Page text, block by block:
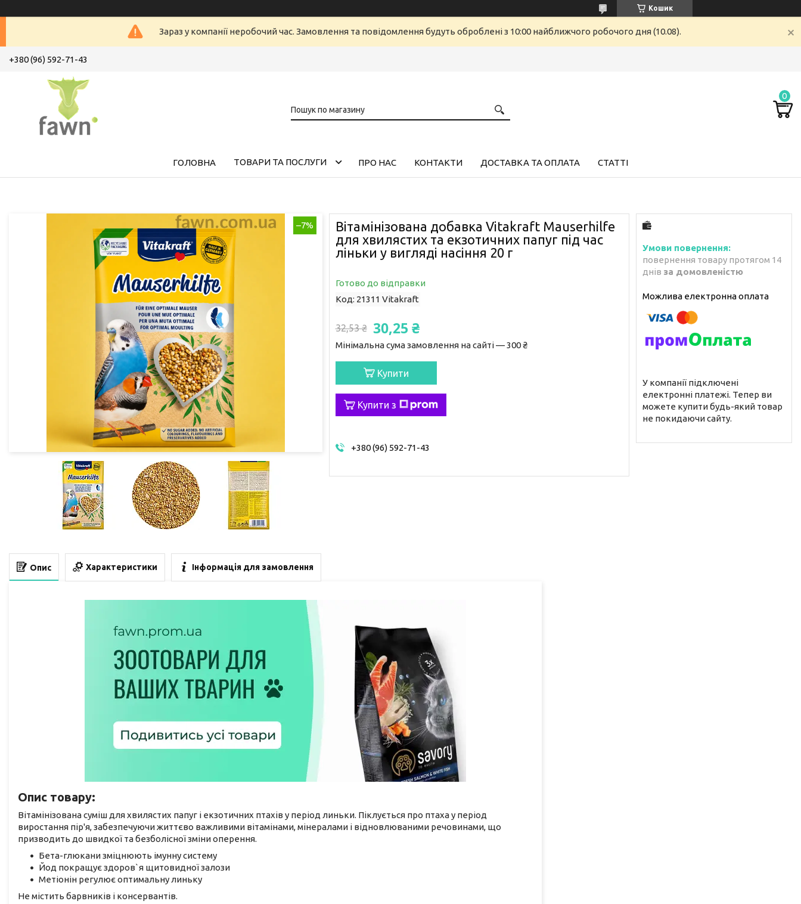
Кошик
Зараз у компанії неробочий час. Замовлення та повідомлення будуть оброблені з 10:00 найближчого робочого дня (10.08).
+380 (96) 592-71-43
ГОЛОВНА ТОВАРИ ТА ПОСЛУГИ ПРО НАС КОНТАКТИ ДОСТАВКА ТА ОПЛАТА СТАТТІ
–7%
Вітамінізована добавка Vitakraft Mauserhilfe
для хвилястих та екзотичних папуг під час
ліньки у вигляді насіння 20 г
Готово до відправки
Код: 21311 Vitakraft
32,53 ₴ 30,25 ₴
Мінімальна сума замовлення на сайті — 300 ₴
Купити
Купити з
+380 (96) 592-71-43
повернення товару протягом 14
днів за домовленістю
У компанії підключені
електронні платежі. Тепер ви
можете купити будь-який товар
не покидаючи сайту.
Опис Характеристики Інформація для замовлення
Опис товару:
Вітамінізована суміш для хвилястих папуг і екзотичних птахів у період линьки. Піклується про птаха у період
виростання пір'я, забезпечуючи життєво важливими вітамінами, мінералами і відновлюваними речовинами, що
призводить до швидкої та безболісної зміни оперення.
Бета-глюкани зміцнюють імунну систему
Йод покращує здоров`я щитовидної залози
Метіонін регулює оптимальну линьку
Не містить барвників і консервантів.